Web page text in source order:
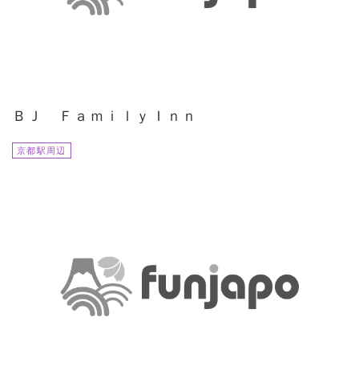
ＢＪ ＦａｍｉｌｙＩｎｎ
京都駅周辺